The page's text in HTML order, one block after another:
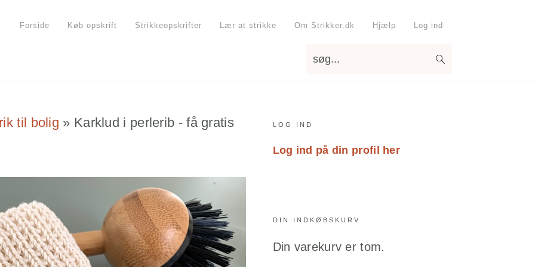
Forside Køb opskrift Strikkeopskrifter Lær at strikke Om Strikker.dk Hjælp Log ind
til bolig » Karklud i perlerib - få gratis
Primary
Sidebar
LOG IND
Log ind på din profil her
DIN INDKØBSKURV
Din varekurv er tom.